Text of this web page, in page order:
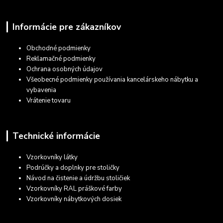
Informácie pre zákazníkov
Obchodné podmienky
Reklamačné podmienky
Ochrana osobných údajov
Všeobecné podmienky používania kancelárskeho nábytku a
vybavenia
Vrátenie tovaru
Technické informácie
Vzorkovníky látky
Podrúčky a doplnky pre stoličky
Návod na čistenie a údržbu stoličiek
Vzorkovníky RAL práškové farby
Vzorkovníky nábytkových dosiek